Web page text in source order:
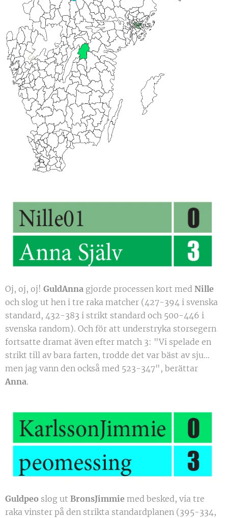
Oj, oj, oj! GuldAnna gjorde processen kort med Nille
och slog ut hen i tre raka matcher (427-394 i svenska
standard, 432-383 i strikt standard och 500-446 i
svenska random). Och för att understryka storsegern
fortsatte dramat även efter match 3: "Vi spelade en
strikt till av bara farten, trodde det var bäst av sju…
men jag vann den också med 523-347", berättar
Anna.
Guldpeo slog ut BronsJimmie med besked, via tre
raka vinster på den strikta standardplanen (395-334,